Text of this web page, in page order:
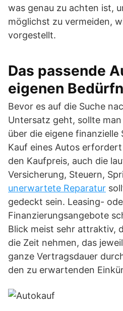
was genau zu achten ist,
möglichst zu vermeiden,
vorgestellt.
Das passende
eigenen
Bevor es auf die Suche
Untersatz geht, sollte
über die eigene
Kauf eines Autos
den Kaufpreis, auch die
Versicherung, Steuern,
unerwartete Reparatur
gedeckt sein. Leasing-
Finanzierungsangebote
Blick meist sehr attraktiv,
die Zeit nehmen, das
ganze Vertragsdauer
den zu erwartenden